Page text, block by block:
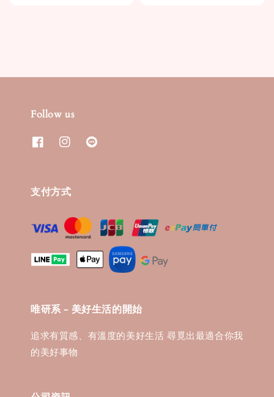
Follow us
支付方式
唯研系 - 美好生活的開始
追求有質感、有溫度的美好生活 尋覓出最適合你我
的美好事物